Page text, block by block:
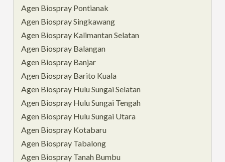
Agen Biospray Pontianak
Agen Biospray Singkawang
Agen Biospray Kalimantan Selatan
Agen Biospray Balangan
Agen Biospray Banjar
Agen Biospray Barito Kuala
Agen Biospray Hulu Sungai Selatan
Agen Biospray Hulu Sungai Tengah
Agen Biospray Hulu Sungai Utara
Agen Biospray Kotabaru
Agen Biospray Tabalong
Agen Biospray Tanah Bumbu